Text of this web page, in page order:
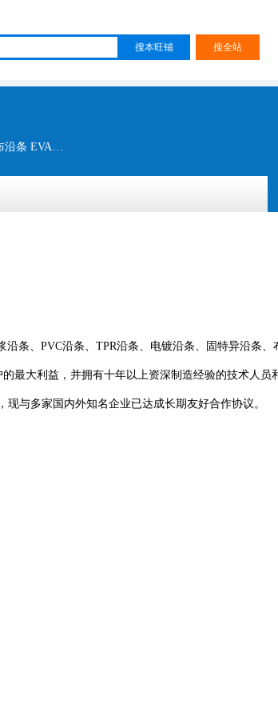
真皮沿条 皮浆沿条 包蕊沿条 固特异沿条 电镀沿条 打钉沿条 镶钻沿条 PVC沿条 TPR沿条 布沿条 EVA沿条 鞋底沿条
条、PVC沿条、TPR沿条、电镀沿条、固特异沿条、
最大利益，并拥有十年以上资深制造经验的技术人员
与多家国内外知名企业已达成长期友好合作协议。